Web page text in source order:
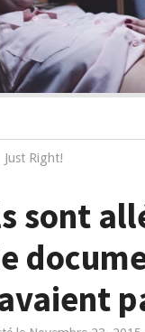
Just Right!
sont